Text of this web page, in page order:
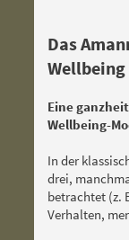
Das
Wellbeing
Eine
Wellbeing-
In der
drei,
betrachtet (z.
Verhalten,